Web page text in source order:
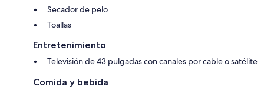
Secador de pelo
Toallas
Entretenimiento
Televisión de 43 pulgadas con canales por cable o satélite
Comida y bebida